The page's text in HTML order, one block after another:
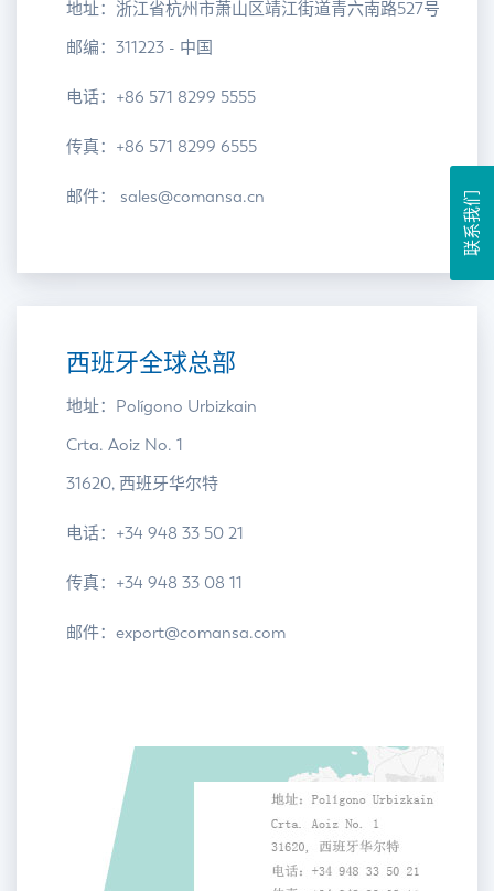
地址：浙江省杭州市萧山区靖江街道青六南路527号
邮编：311223 - 中国
电话：+86 571 8299 5555
传真：+86 571 8299 6555
邮件： sales@comansa.cn
西班牙全球总部
地址：Polígono Urbizkain
Crta. Aoiz No. 1
31620, 西班牙华尔特
电话：+34 948 33 50 21
传真：+34 948 33 08 11
邮件：export@comansa.com
联系我们